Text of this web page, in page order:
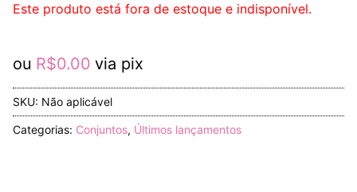
Este produto está fora de estoque e indisponível.
ou R$0.00 via pix
SKU: Não aplicável
Categorias: Conjuntos, Últimos lançamentos